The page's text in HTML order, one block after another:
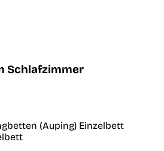
Schlafzimmer
(Auping) Einzelbett